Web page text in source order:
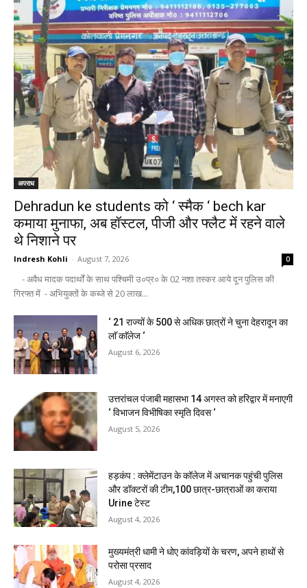
अपराध
Dehradun ke students को ‘ स्मैक ‘ bech kar
कमाया मुनाफा, अब हॉस्टल, पीजी और फ्लैट में रहने वाले
थे निशाने पर
Indresh Kohli - August 7, 2026 0
- अवैध मादक पदार्थों के साथ पश्चिमी उ०प्र० के 02 नशा तस्कर आये दून पुलिस की
गिरफ्त में - अभियुक्तों के कब्जे से 20 लाख...
‘ 21 राज्यों के 500 से अधिक छात्रों ने चुना देहरादून का
लाॅ काॅलेज ‘
August 6, 2026
उत्तरांचल पंजाबी महासभा 14 अगस्त को हरिद्वार में मनाएगी
‘ विभाजन विभीषिका स्मृति दिवस ‘
August 5, 2026
हड़कंप : क्लेमेंटाउन के कॉलेज में अचानक पहुंची पुलिस
और डॉक्टरों की टीम,100 छात्र-छात्राओं का कराया
Urine टेस्ट
August 4, 2026
मुख्यमंत्री धामी ने धोए कांवड़ियों के चरण, अपने हाथों से
परोसा प्रसाद
August 4, 2026